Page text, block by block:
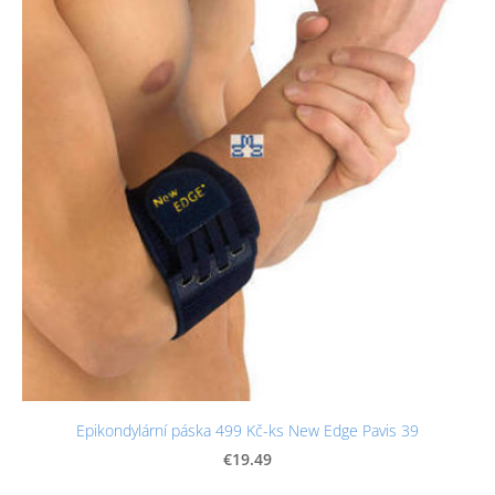
Epikondylární páska 499 Kč-ks New Edge Pavis 39
€19.49